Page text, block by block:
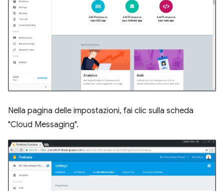
Nella pagina delle impostazioni, fai clic sulla scheda
"Cloud Messaging".